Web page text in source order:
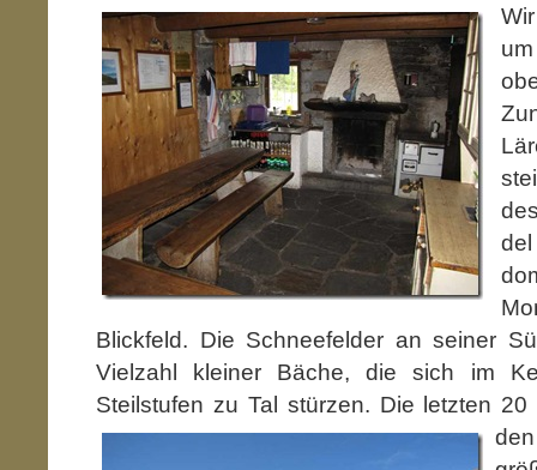
Blickfeld. Die Schneefelder an seiner
Vielzahl kleiner Bäche, die sich im
Steilstufen zu Tal stürzen. Die letzten